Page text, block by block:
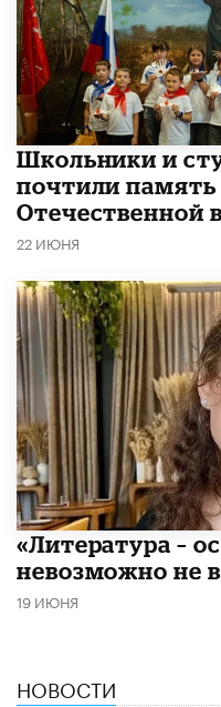
Школьники и
почтили память
Отечественной
22 ИЮНЯ
​«Литература –
невозможно не
19 ИЮНЯ
НОВОСТИ